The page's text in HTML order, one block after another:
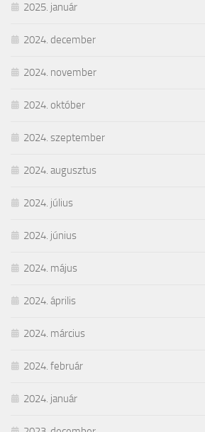
2025. január
2024. december
2024. november
2024. október
2024. szeptember
2024. augusztus
2024. július
2024. június
2024. május
2024. április
2024. március
2024. február
2024. január